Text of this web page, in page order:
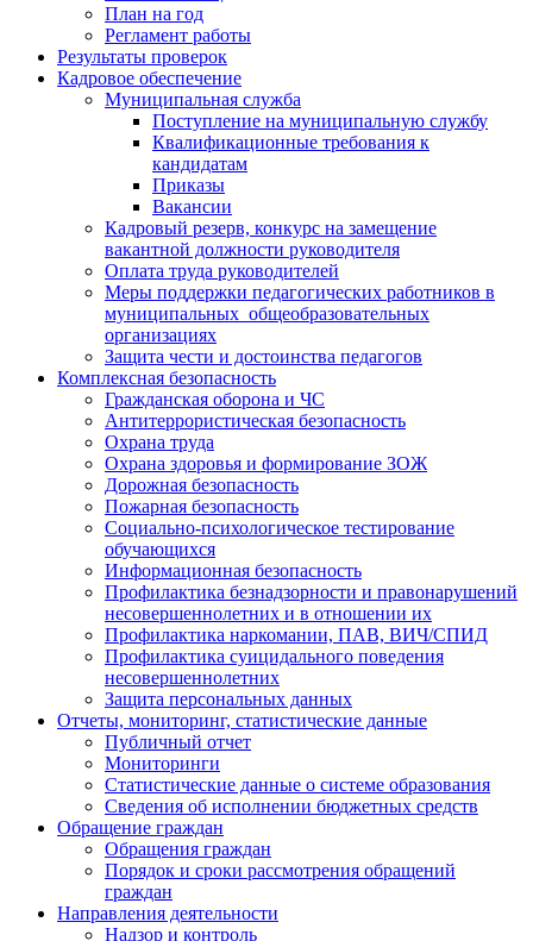
План на год
Регламент работы
Результаты проверок
Кадровое обеспечение
Муниципальная служба
Поступление на муниципальную службу
Квалификационные требования к
кандидатам
Приказы
Вакансии
Кадровый резерв, конкурс на замещение
вакантной должности руководителя
Оплата труда руководителей
Меры поддержки педагогических работников в
муниципальных общеобразовательных
организациях
Защита чести и достоинства педагогов
Комплексная безопасность
Гражданская оборона и ЧС
Антитеррористическая безопасность
Охрана труда
Охрана здоровья и формирование ЗОЖ
Дорожная безопасность
Пожарная безопасность
Социально-психологическое тестирование
обучающихся
Информационная безопасность
Профилактика безнадзорности и правонарушений
несовершеннолетних и в отношении их
Профилактика наркомании, ПАВ, ВИЧ/СПИД
Профилактика суицидального поведения
несовершеннолетних
Защита персональных данных
Отчеты, мониторинг, статистические данные
Публичный отчет
Мониторинги
Статистические данные о системе образования
Сведения об исполнении бюджетных средств
Обращение граждан
Обращения граждан
Порядок и сроки рассмотрения обращений
граждан
Направления деятельности
Надзор и контроль